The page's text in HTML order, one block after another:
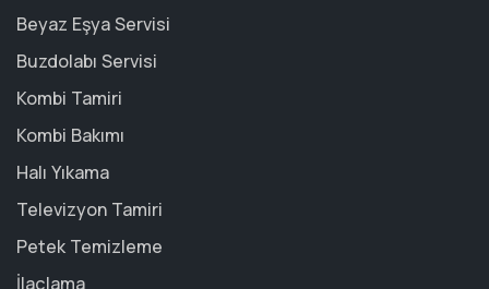
Beyaz Eşya Servisi
Buzdolabı Servisi
Kombi Tamiri
Kombi Bakımı
Halı Yıkama
Televizyon Tamiri
Petek Temizleme
İlaçlama